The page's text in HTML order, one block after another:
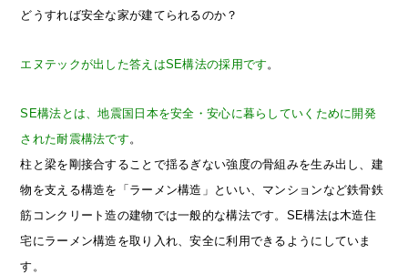
どうすれば安全な家が建てられるのか？
エヌテックが出した答えはSE構法の採用です 。
SE構法とは、地震国日本を安全・安心に暮らしていくために開発
された耐震構法です 。
柱と梁を剛接合することで揺るぎない強度の骨組みを生み出し、建
物を支える構造を「ラーメン構造」といい、マンションなど鉄骨鉄
筋コンクリート造の建物では一般的な構法です。SE構法は木造住
宅にラーメン構造を取り入れ、安全に利用できるようにしていま
す。